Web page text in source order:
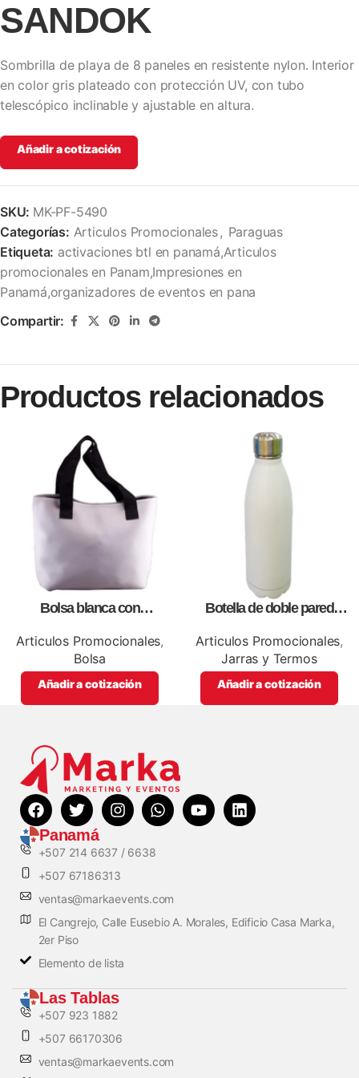
SANDOK
Sombrilla de playa de 8 paneles en resistente nylon. Interior
en color gris plateado con protección UV, con tubo
telescópico inclinable y ajustable en altura.
Añadir a cotización
SKU: MK-PF-5490
Categorías: Articulos Promocionales, Paraguas
Etiqueta: activaciones btl en panamá,Articulos
promocionales en Panam,Impresiones en
Panamá,organizadores de eventos en pana
Compartir:
Productos relacionados
Bolsa blanca con
promocionales
Articulos Promocionales,
Bolsa
Añadir a cotización
Botella de doble pared
promocionales
Articulos Promocionales,
Jarras y Termos
Añadir a cotización
Panamá
+507 214 6637 / 6638
+507 67186313
ventas@markaevents.com
El Cangrejo, Calle Eusebio A. Morales, Edificio Casa Marka,
2er Piso
Elemento de lista
Las Tablas
+507 923 1882
+507 66170306
ventas@markaevents.com